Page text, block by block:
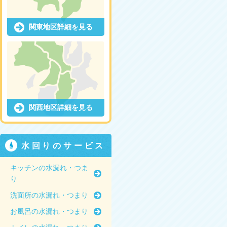
関東地区詳細を見る
関西地区詳細を見る
水回りのサービス
キッチンの水漏れ・つま
り
洗面所の水漏れ・つまり
お風呂の水漏れ・つまり